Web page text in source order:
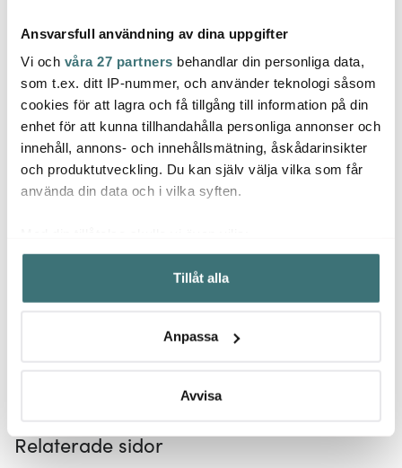
Ansvarsfull användning av dina uppgifter
Vi och våra 27 partners behandlar din personliga data,
som t.ex. ditt IP-nummer, och använder teknologi såsom
cookies för att lagra och få tillgång till information på din
enhet för att kunna tillhandahålla personliga annonser och
innehåll, annons- och innehållsmätning, åskådarinsikter
och produktutveckling. Du kan själv välja vilka som får
använda din data och i vilka syften.
Samla in information om din geografiska plats som
kan ha en noggrannhet på upp till flera meter
Identifiera din enhet genom att aktivt skanna den för
Ta reda på mer om hur dina personliga uppgifter
Du kan ändra eller dra tillbaka ditt samtycke när som
Vi använder cookies för att innehållet och annonserna
Tillåt alla
Anpassa
Avvisa
Rosendahl
Premium Ölglas 60 cl 2-
pack
249 kr
Tenderflame
TenderFuel lampolja 1 L
klar
159 kr
Låt dig inspireras av våra kunder
Relaterade sidor